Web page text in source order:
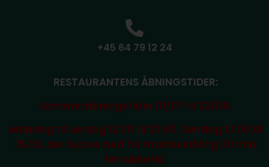
+45 64 79 12 24
RESTAURANTENS ÅBNINGSTIDER:
Sommeråbningstider 01/07 til 02/08:
Mandag til Lørdag 12.00 til 20.00, Søndag 12.00 til
16.00, der lukkes ned for madbestilling 30 min
før lukketid.